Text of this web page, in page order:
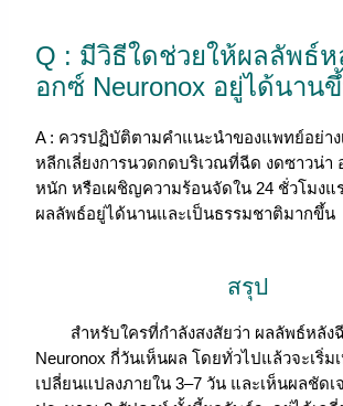
Q : มีวิธีใดช่วยให้ผลลัพธ์
อกซ์ Neuronox อยู่ได้นาน
A : ควรปฏิบัติตามคำแนะนำของแพทย์อย่าง
หลีกเลี่ยงการนวดกดบริเวณที่ฉีด งดซาวน่า
หนัก หรือเผชิญความร้อนจัดใน 24 ชั่วโมงแ
ผลลัพธ์อยู่ได้นานและเป็นธรรมชาติมากขึ้น
สรุป
สำหรับใครที่กำลังสงสัยว่า ผลลัพธ์หลัง
Neuronox กี่วันเห็นผล โดยทั่วไปแล้วจะเริ่ม
เปลี่ยนแปลงภายใน 3–7 วัน และเห็นผลชัดเ